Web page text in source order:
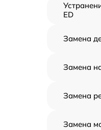
ED
Замена
Замена
Замена
Замена